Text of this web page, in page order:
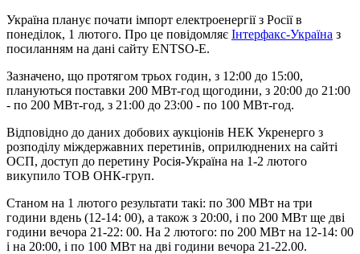
Україна планує почати імпорт електроенергії з Росії в
понеділок, 1 лютого. Про це повідомляє Інтерфакс-Україна з
посиланням на дані сайту ENTSO-E.
Зазначено, що протягом трьох годин, з 12:00 до 15:00,
плануються поставки 200 МВт-год щогодини, з 20:00 до 21:00
- по 200 МВт-год, з 21:00 до 23:00 - по 100 МВт-год.
Відповідно до даних добових аукціонів НЕК Укренерго з
розподілу міждержавних перетинів, оприлюднених на сайті
ОСП, доступ до перетину Росія-Україна на 1-2 лютого
викупило ТОВ ОНК-груп.
Станом на 1 лютого результати такі: по 300 МВт на три
години вдень (12-14: 00), а також з 20:00, і по 200 МВт ще дві
години вечора 21-22: 00. На 2 лютого: по 200 МВт на 12-14: 00
і на 20:00, і по 100 МВт на дві години вечора 21-22.00.